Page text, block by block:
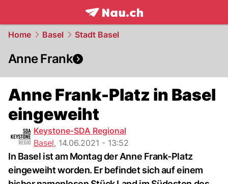
frontpage.NAU.ch
Home Basel Stadt Basel
Anne Frank
Anne Frank-Platz in Basel
eingeweiht
Keystone-SDA Regional
Basel, 14.06.2021 - 13:52
In Basel ist am Montag der Anne Frank-Platz
eingeweiht worden. Er befindet sich auf einem